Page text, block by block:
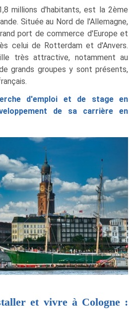
millions d'habitants, est la 2ème
Située au Nord de l'Allemagne,
port de commerce d'Europe et
celui de Rotterdam et d'Anvers.
très attractive, notamment au
grands groupes y sont présents,
d'emploi et de stage en
de sa carrière en
et vivre à Cologne :